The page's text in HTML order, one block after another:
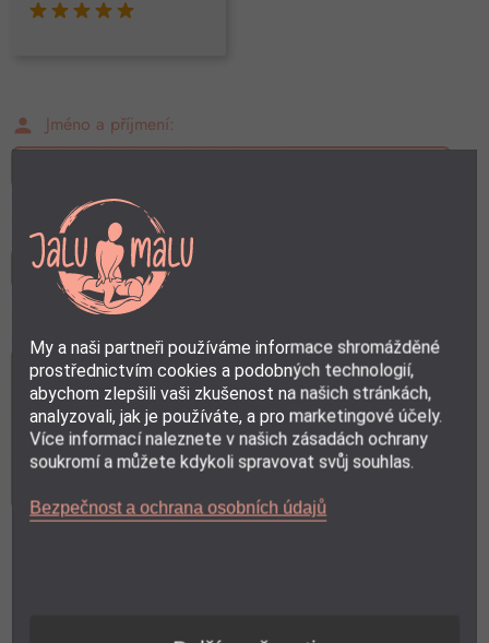
person Jméno a příjmení:
Email:
★
★
My a naši partneři používáme informace shromážděné
prostřednictvím cookies a podobných technologií,
abychom zlepšili vaši zkušenost na našich stránkách,
analyzovali, jak je používáte, a pro marketingové účely.
Více informací naleznete v našich zásadách ochrany
soukromí a můžete kdykoli spravovat svůj souhlas.
Bezpečnost a ochrana osobních údajů